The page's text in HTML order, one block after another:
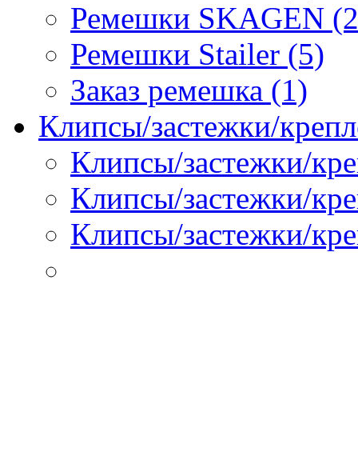
Ремешки SKAGEN
Ремешки Stailer (5)
Заказ ремешка (1)
Клипсы/застежки/
Клипсы/застежки/
Клипсы/застежки/
Клипсы/застежки/